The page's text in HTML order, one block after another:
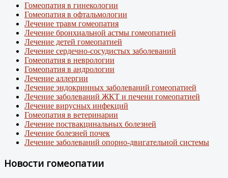
Гомеопатия в гинекологии
Гомеопатия в офтальмологии
Лечение травм гомеопатия
Лечение бронхиальной астмы гомеопатией
Лечение детей гомеопатией
Лечение сердечно-сосудистых заболеваний
Гомеопатия в неврологии
Гомеопатия в андрологии
Лечение аллергии
Лечение эндокринных заболеваний гомеопатией
Лечение заболеваний ЖКТ и печени гомеопатией
Лечение вирусных инфекций
Гомеопатия в ветеринарии
Лечение поствакцинальных болезней
Лечение болезней почек
Лечение заболеваний опорно-двигательной системы
Новости гомеопатии